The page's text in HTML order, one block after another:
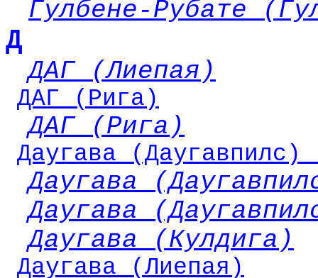
Гулбене-Рубате
Д
ДАГ (Лиепая)
ДАГ (Рига)
ДАГ (Рига)
Даугава (Даугавпилс)
Даугава
Даугава
Даугава (Кулдига)
Даугава (Лиепая)